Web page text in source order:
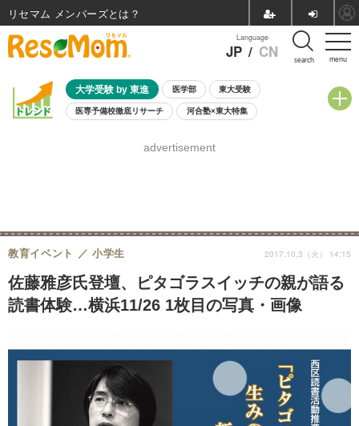
menu
Language
JP / CN search
大学受験 by 東進 医学部 東大受験
医専予備校徹底リサーチ 河合塾×東大特集
8月開催学校説明会・相談会
advertisement
佐藤雅彦氏登壇、ピタゴラスイッチの親が語る
読書体験…横浜11/26 1枚目の写真・画像
教育イベント 小学生 2017.10.3（火） 14:15
リセマム メンバーズ